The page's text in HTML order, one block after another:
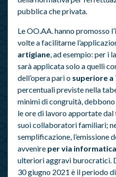
pubblica che privata.
Le OO.AA. hanno promosso
volte a facilitarne
artigiane, ad esempio: per i
sarà applicata solo a quelli
dell’opera pari o superiore a
percentuali previste nella
minimi di congruità,
le ore di lavoro apportate
suoi collaboratori familiari;
semplificazione, l’emissione
avvenire per via informatica
ulteriori aggravi burocratici.
30 giugno 2021 è il periodo